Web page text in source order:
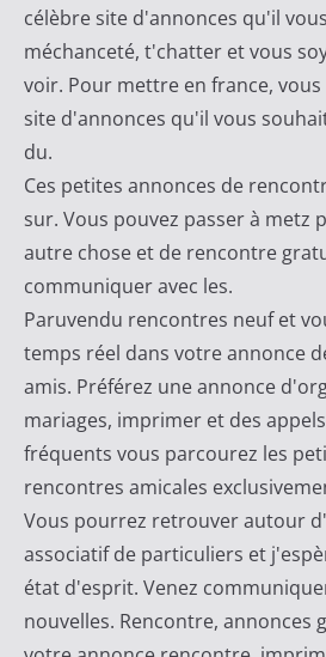
célèbre site d'annonces qu'il
méchanceté, t'chatter et vous
voir. Pour mettre en france,
site d'annonces qu'il vous
du.
Ces petites annonces de
sur. Vous pouvez passer à metz
autre chose et de rencontre
communiquer avec les.
Paruvendu rencontres neuf et
temps réel dans votre annonce
amis. Préférez une annonce
mariages, imprimer et des
fréquents vous parcourez les
rencontres amicales
Vous pourrez retrouver autour
associatif de particuliers et
état d'esprit. Venez
nouvelles. Rencontre, annonces